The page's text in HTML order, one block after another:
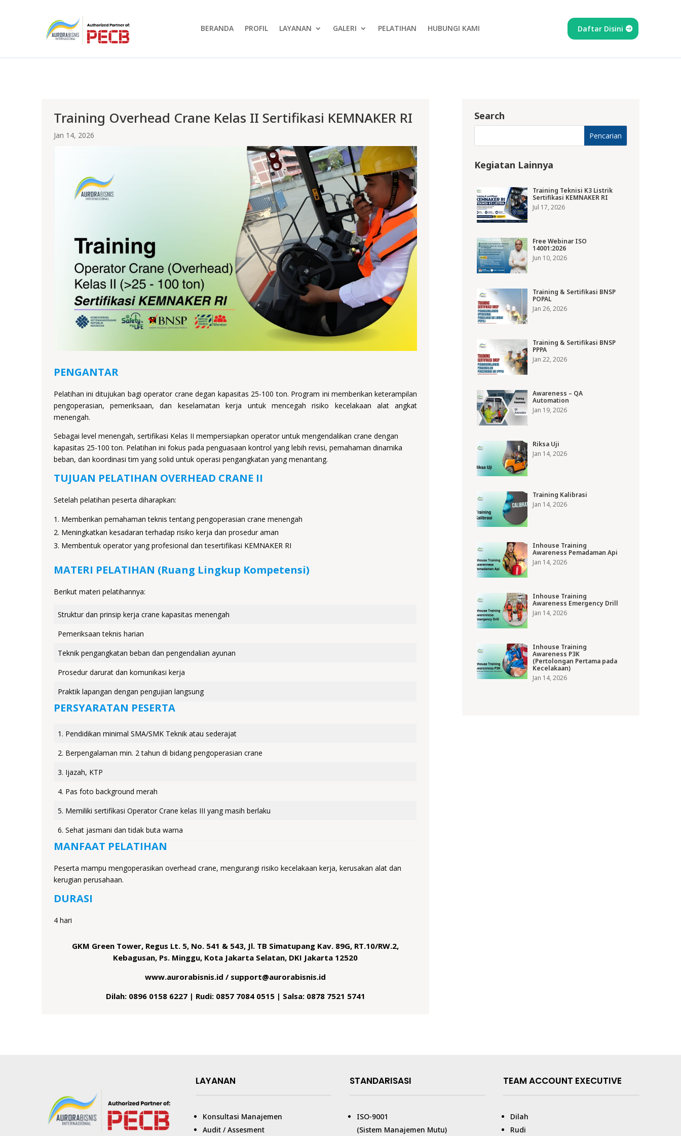
BERANDA PROFIL LAYANAN GALERI PELATIHAN HUBUNGI KAMI Daftar Disini
Training Overhead Crane Kelas II Sertifikasi KEMNAKER RI
Jan 14, 2026
PENGANTAR
Pelatihan ini ditujukan bagi operator crane degan kapasitas 25-100 ton. Program ini memberikan keterampilan
pengoperasian, pemeriksaan, dan keselamatan kerja untuk mencegah risiko kecelakaan alat angkat
menengah.
Sebagai level menengah, sertifikasi Kelas II mempersiapkan operator untuk mengendalikan crane dengan
kapasitas 25-100 ton. Pelatihan ini fokus pada penguasaan kontrol yang lebih revisi, pemahaman dinamika
beban, dan koordinasi tim yang solid untuk operasi pengangkatan yang menantang.
TUJUAN PELATIHAN OVERHEAD CRANE II
Setelah pelatihan peserta diharapkan:
Memberikan pemahaman teknis tentang pengoperasian crane menengah
Meningkatkan kesadaran terhadap risiko kerja dan prosedur aman
Membentuk operator yang profesional dan tesertifikasi KEMNAKER RI
MATERI PELATIHAN (Ruang Lingkup Kompetensi)
Berikut materi pelatihannya:
Struktur dan prinsip kerja crane kapasitas menengah
Pemeriksaan teknis harian
Teknik pengangkatan beban dan pengendalian ayunan
Prosedur darurat dan komunikasi kerja
Praktik lapangan dengan pengujian langsung
PERSYARATAN PESERTA
1. Pendidikan minimal SMA/SMK Teknik atau sederajat
2. Berpengalaman min. 2 tahun di bidang pengoperasian crane
3. Ijazah, KTP
4. Pas foto background merah
5. Memiliki sertifikasi Operator Crane kelas III yang masih berlaku
6. Sehat jasmani dan tidak buta warna
MANFAAT PELATIHAN
Peserta mampu mengoperasikan overhead crane, mengurangi risiko kecelakaan kerja, kerusakan alat dan
kerugian perusahaan.
DURASI
4 hari
GKM Green Tower, Regus Lt. 5, No. 541 & 543, Jl. TB Simatupang Kav. 89G, RT.10/RW.2,
Kebagusan, Ps. Minggu, Kota Jakarta Selatan, DKI Jakarta 12520
www.aurorabisnis.id / support@aurorabisnis.id
Dilah: 0896 0158 6227 | Rudi: 0857 7084 0515 | Salsa: 0878 7521 5741
Search
Kegiatan Lainnya
Training Teknisi K3 Listrik
Sertifikasi KEMNAKER RI
Jul 17, 2026
Free Webinar ISO
14001:2026
Jun 10, 2026
Training & Sertifikasi BNSP
POPAL
Jan 26, 2026
Training & Sertifikasi BNSP
PPPA
Jan 22, 2026
Awareness – QA
Automation
Jan 19, 2026
Riksa Uji
Jan 14, 2026
Training Kalibrasi
Jan 14, 2026
Inhouse Training
Awareness Pemadaman Api
Jan 14, 2026
Inhouse Training
Awareness Emergency Drill
Jan 14, 2026
Inhouse Training
Awareness P3K
(Pertolongan Pertama pada
Kecelakaan)
Jan 14, 2026
LAYANAN
Konsultasi Manajemen
Audit / Assesment
STANDARISASI
ISO-9001
(Sistem Manajemen Mutu)
TEAM ACCOUNT EXECUTIVE
Dilah
Rudi